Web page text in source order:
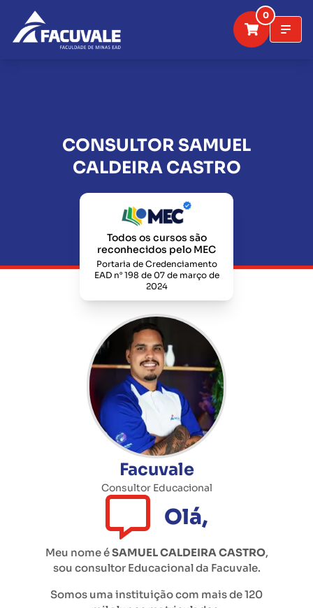
0
CONSULTOR SAMUEL
CALDEIRA CASTRO
Todos os cursos são
reconhecidos pelo MEC
Portaria de Credenciamento
EAD n° 198 de 07 de março de
2024
Facuvale
Consultor Educacional
Olá,
Meu nome éSAMUEL CALDEIRA CASTRO,
sou consultor Educacional da Facuvale.
Somos uma instituição com mais de 120